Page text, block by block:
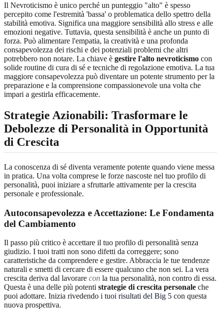
Il Nevroticismo è unico perché un punteggio "alto" è spesso
percepito come l'estremità 'bassa' o problematica dello spettro della
stabilità emotiva. Significa una maggiore sensibilità allo stress e alle
emozioni negative. Tuttavia, questa sensibilità è anche un punto di
forza. Può alimentare l'empatia, la creatività e una profonda
consapevolezza dei rischi e dei potenziali problemi che altri
potrebbero non notare. La chiave è gestire l'alto nevroticismo con
solide routine di cura di sé e tecniche di regolazione emotiva. La tua
maggiore consapevolezza può diventare un potente strumento per la
preparazione e la comprensione compassionevole una volta che
impari a gestirla efficacemente.
Strategie Azionabili: Trasformare le
Debolezze di Personalità in Opportunità
di Crescita
La conoscenza di sé diventa veramente potente quando viene messa
in pratica. Una volta comprese le forze nascoste nel tuo profilo di
personalità, puoi iniziare a sfruttarle attivamente per la crescita
personale e professionale.
Autoconsapevolezza e Accettazione: Le Fondamenta
del Cambiamento
Il passo più critico è accettare il tuo profilo di personalità senza
giudizio. I tuoi tratti non sono difetti da correggere; sono
caratteristiche da comprendere e gestire. Abbraccia le tue tendenze
naturali e smetti di cercare di essere qualcuno che non sei. La vera
crescita deriva dal lavorare con la tua personalità, non contro di essa.
Questa è una delle più potenti strategie di crescita personale che
puoi adottare. Inizia rivedendo i tuoi risultati del Big 5 con questa
nuova prospettiva.